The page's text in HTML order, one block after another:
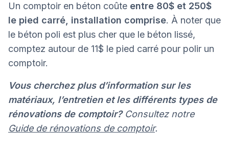
Un comptoir en béton coûte entre 80$ et 250$
le pied carré, installation comprise. À noter que
le béton poli est plus cher que le béton lissé,
comptez autour de 11$ le pied carré pour polir un
comptoir.
Vous cherchez plus d’information sur les
matériaux, l’entretien et les différents types de
rénovations de comptoir? Consultez notre
Guide de rénovations de comptoir.